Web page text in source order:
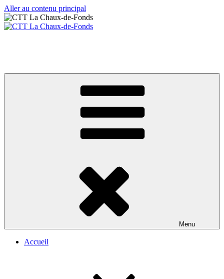
Aller au contenu principal
Menu
Accueil